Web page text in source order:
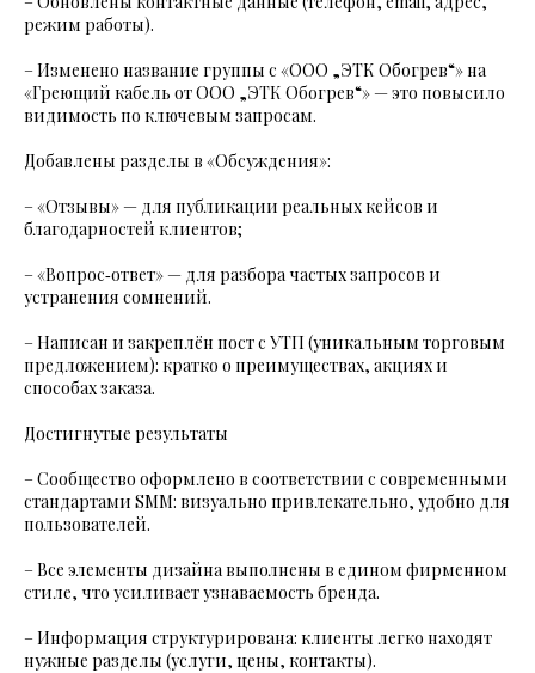
режим работы).
– Изменено название группы с «ООО „ЭТК Обогрев“» на
«Греющий кабель от ООО „ЭТК Обогрев“» — это повысило
видимость по ключевым запросам.
Добавлены разделы в «Обсуждения»:
– «Отзывы» — для публикации реальных кейсов и
благодарностей клиентов;
– «Вопрос‑ответ» — для разбора частых запросов и
устранения сомнений.
– Написан и закреплён пост с УТП (уникальным торговым
предложением): кратко о преимуществах, акциях и
способах заказа.
Достигнутые результаты
– Сообщество оформлено в соответствии с современными
стандартами SMM: визуально привлекательно, удобно для
пользователей.
– Все элементы дизайна выполнены в едином фирменном
стиле, что усиливает узнаваемость бренда.
– Информация структурирована: клиенты легко находят
нужные разделы (услуги, цены, контакты).